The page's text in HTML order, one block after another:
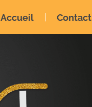
Accueil Contact